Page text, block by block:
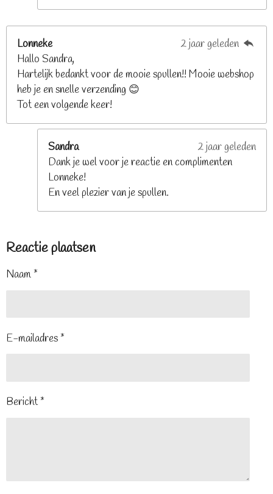
Lonneke
2 jaar geleden
Hallo Sandra,
Hartelijk bedankt voor de mooie spullen!! Mooie webshop
heb je en snelle verzending 😊
Tot een volgende keer!
Sandra
2 jaar geleden
Dank je wel voor je reactie en complimenten
Lonneke!
En veel plezier van je spullen.
Reactie plaatsen
Naam *
E-mailadres *
Bericht *